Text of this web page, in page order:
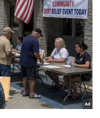
nghệ
điệu
Tin Công nghệ
nghiệm
đổi số